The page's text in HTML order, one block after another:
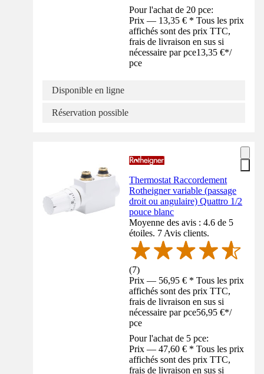
Pour l'achat de 20 pce:
Prix — 13,35 € * Tous les prix
affichés sont des prix TTC,
frais de livraison en sus si
nécessaire par pce13,35 €*/
pce
Disponible en ligne
Réservation possible
Thermostat Raccordement
Rotheigner variable (passage
droit ou angulaire) Quattro 1/2
pouce blanc
Moyenne des avis : 4.6 de 5
étoiles. 7 Avis clients.
(7)
Prix — 56,95 € * Tous les prix
affichés sont des prix TTC,
frais de livraison en sus si
nécessaire par pce56,95 €*/
pce
Pour l'achat de 5 pce:
Prix — 47,60 € * Tous les prix
affichés sont des prix TTC,
frais de livraison en sus si